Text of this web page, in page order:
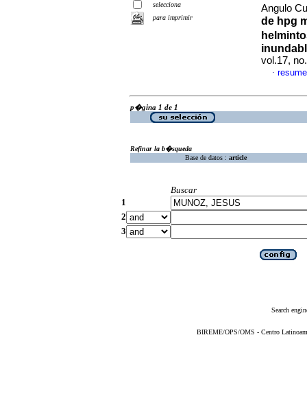
selecciona
para imprimir
Angulo
de hpg
vol.17,
·
p�gina 1 de 1
Refinar la b�squeda
Base de datos : article
Buscar
1
2
3
Search
BIREME/OPS/OMS - Centro